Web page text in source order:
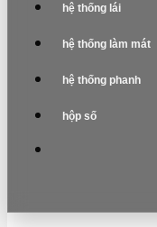
hệ thống lái
hệ thống làm mát
hệ thống phanh
hộp số